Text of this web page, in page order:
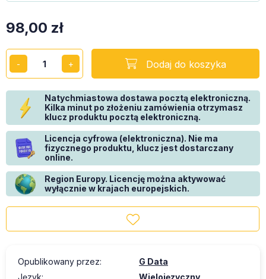
98,00 zł
Dodaj do koszyka
Natychmiastowa dostawa pocztą elektroniczną.
Kilka minut po złożeniu zamówienia otrzymasz
klucz produktu pocztą elektroniczną.
Licencja cyfrowa (elektroniczna). Nie ma
fizycznego produktu, klucz jest dostarczany
online.
Region Europy. Licencję można aktywować
wyłącznie w krajach europejskich.
Opublikowany przez:
G Data
Język:
Wielojęzyczny